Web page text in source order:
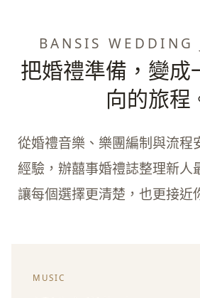
BANSIS WEDDING
把婚禮準備，變成
向的旅程
從婚禮音樂、樂團編制與流程
經驗，辦囍事婚禮誌整理新人
讓每個選擇更清楚，也更接近
MUSIC